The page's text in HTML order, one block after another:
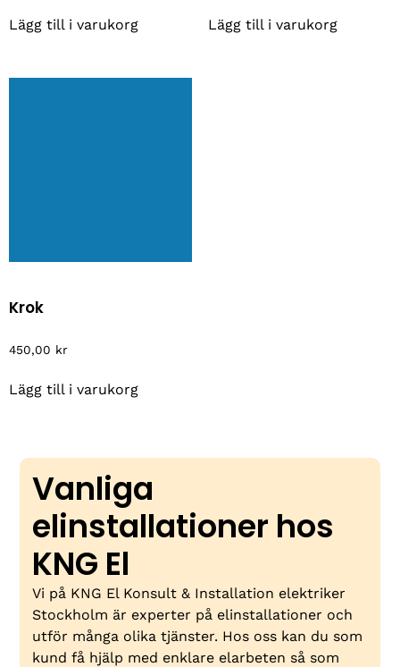
Lägg till i varukorg Lägg till i varukorg
Krok
450,00 kr
Lägg till i varukorg
Vanliga
elinstallationer hos
KNG El
Vi på KNG El Konsult & Installation elektriker
Stockholm är experter på elinstallationer och
utför många olika tjänster. Hos oss kan du som
kund få hjälp med enklare elarbeten så som